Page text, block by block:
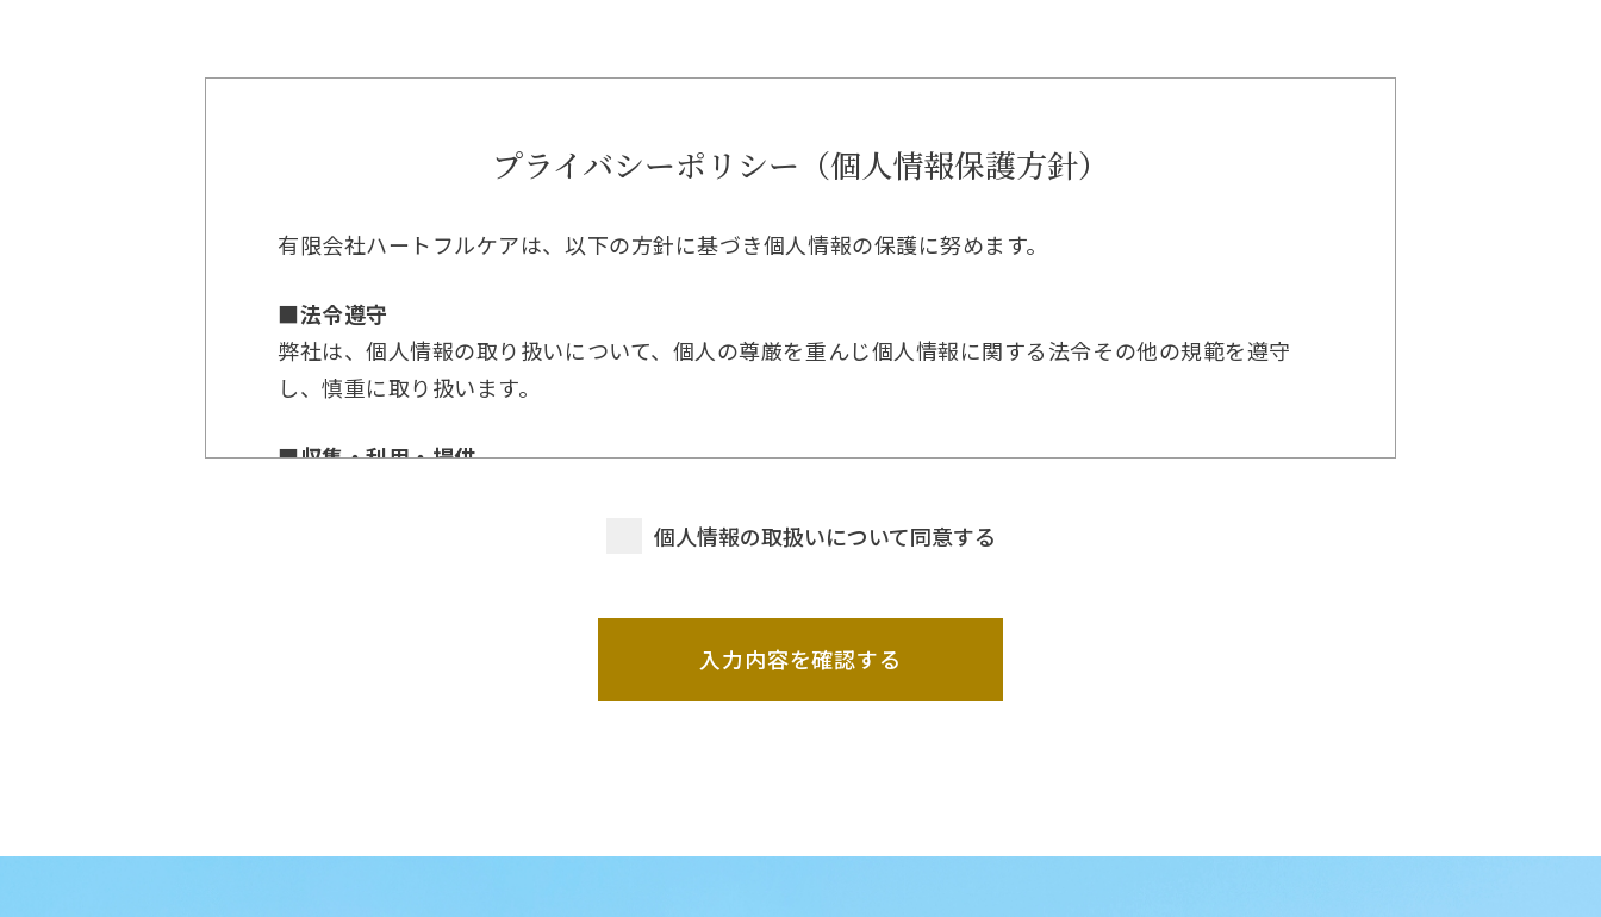
プライバシーポリシー（個人情報保護方針）
有限会社ハートフルケアは、以下の方針に基づき個人情報の保護に努めます。
■法令遵守
弊社は、個人情報の取り扱いについて、個人の尊厳を重んじ個人情報に関する法令その他の規範を遵守
し、慎重に取り扱います。
■収集・利用・提供
ます。事前の許諾なく個人情報をその他の目的で使用、 第三者に開示、提供することはありません。ただ
個人情報の漏えい・破損・紛失を防ぐ為、安全管理を継続的に実施します。 個人情報を保護するために適
切な管理体制を講じるとともに、職員の個人情報保護に関する意識啓発・周知・実施に努めます。
個人情報の取扱いについて同意する